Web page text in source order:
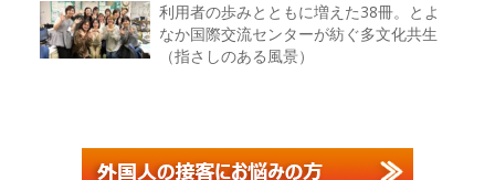
利用者の歩みとともに増えた38冊。とよ
なか国際交流センターが紡ぐ多文化共生
（指さしのある風景）